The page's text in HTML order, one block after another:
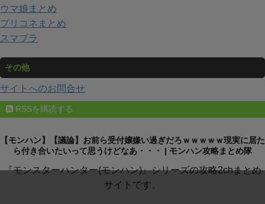
ウマ娘まとめ
プリコネまとめ
スマブラ
その他
サイトへのお問合せ
RSSを購読する
【モンハン】【議論】お前ら受付嬢嫌い過ぎだろｗｗｗｗｗ現実に居た
ら付き合いたいって思うけどなあ・・・ | モンハン攻略まとめ隊
『モンスターハンター(モンハン)』シリーズの攻略2chまとめ
サイトです。